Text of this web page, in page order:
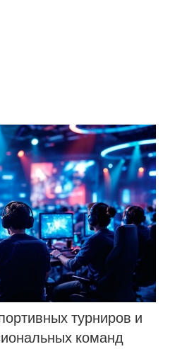
турниров и
команд